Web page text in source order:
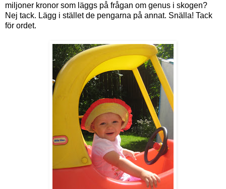
miljoner kronor som läggs på frågan om genus i skogen?
Nej tack. Lägg i stället de pengarna på annat. Snälla! Tack
för ordet.